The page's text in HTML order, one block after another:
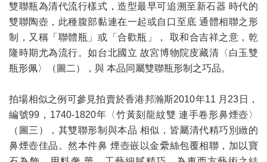
雙聯瓶為清代流行樣式，造型最早可追溯至新石器 時代的
雙聯陶壺，此種腹部黏連在一起或自口至底 通體相聯之形
制，又稱「聯體瓶」或「合歡瓶」， 取和合吉祥之意，乾
隆時期尤為流行。如台北國立 故宮博物院庋藏清〈白玉雙
瓶形佩〉（圖二），與 本品同屬雙聯瓶形制之巧品。
拍場相似之例可參見拍賣於香港邦瀚斯2010年11 月23日，
編號99，1740-1820年〈竹黃刻龍紋雙 連手卷形鼻煙壺〉
（圖三），其雙聯形制與本品 相似，皆屬清代精巧別緻的
鼻煙壺佳品。然本件鼻 煙壺嵌以金纍絲包覆相聯，加以寶